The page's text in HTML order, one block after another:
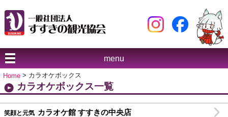
menu
Home > カラオケボックス
カラオケボックス一覧
笑顔と元気 カラオケ館 すすきの中央店